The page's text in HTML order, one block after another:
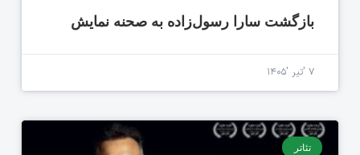
بازگشت سارا رسول‌زاده به صحنه نمایش
۷ 'تیر '۱۴۰۵
تئاتر